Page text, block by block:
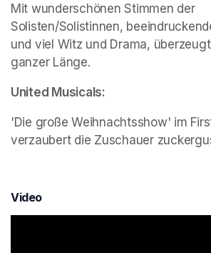
Mit wunderschönen Stimmen der
Solisten/Solistinnen,
und viel Witz und Drama,
ganzer Länge.
United Musicals:
'Die große Weihnachtsshow' im
verzaubert die Zuschauer
Video